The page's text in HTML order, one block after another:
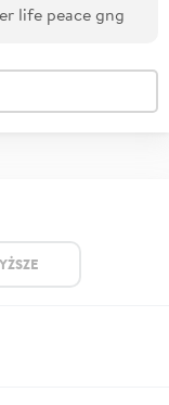
life peace gng